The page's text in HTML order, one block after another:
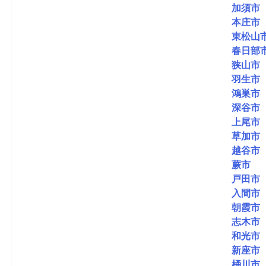
加須市
本庄市
東松山
春日部
狭山市
羽生市
鴻巣市
深谷市
上尾市
草加市
越谷市
蕨市
戸田市
入間市
朝霞市
志木市
和光市
新座市